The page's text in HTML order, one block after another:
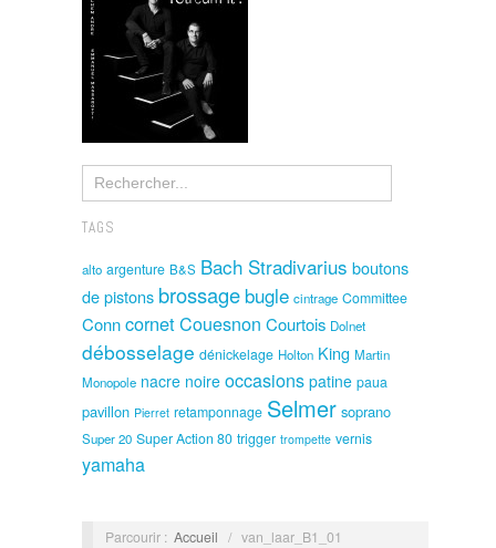
TAGS
alto argenture B&S Bach Stradivarius boutons
de pistons brossage bugle cintrage Committee
ConncornetCouesnon Courtois Dolnet
débosselage dénickelage Holton King Martin
Monopole nacre noire occasions patine paua
pavillon Pierret retamponnage Selmer soprano
Super 20 Super Action 80 trigger trompette vernis
yamaha
Parcourir : Accueil / van_laar_B1_01